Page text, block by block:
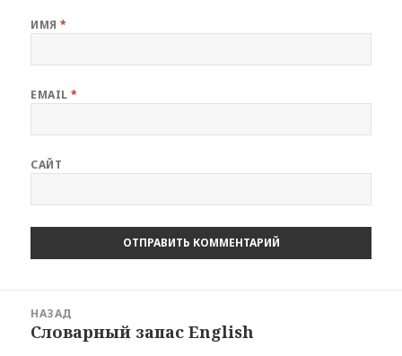
ИМЯ*
EMAIL*
САЙТ
записям
НАЗАД
Предыдущая
Словарный запас English